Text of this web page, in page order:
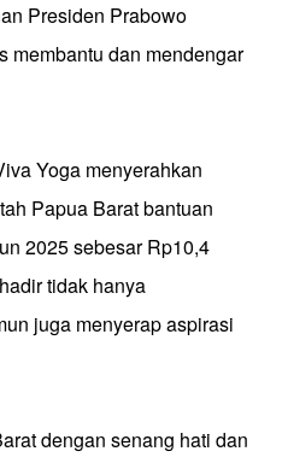
Presiden Prabowo
membantu dan mendengar
Yoga menyerahkan
Papua Barat bantuan
2025 sebesar Rp10,4
tidak hanya
juga menyerap aspirasi
dengan senang hati dan